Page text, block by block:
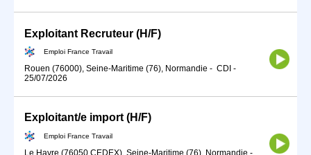
Exploitant Recruteur (H/F)
Emploi France Travail
Rouen (76000), Seine-Maritime (76), Normandie - CDI -
25/07/2026
Exploitant/e import (H/F)
Emploi France Travail
Le Havre (76050 CEDEX), Seine-Maritime (76), Normandie -